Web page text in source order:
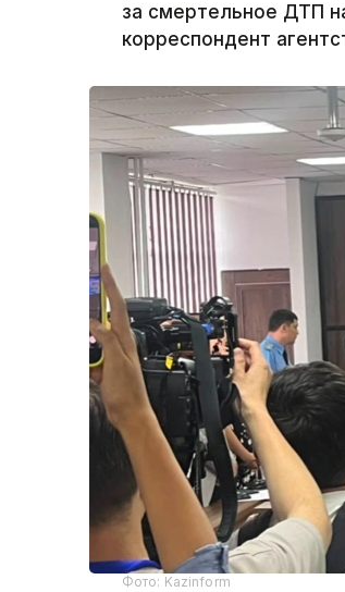
за смертельное ДТП
корреспондент
Фото: Kazinform